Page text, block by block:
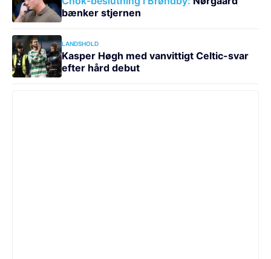
bænker stjernen
LANDSHOLD
Kasper Høgh med vanvittigt Celtic-svar
efter hård debut